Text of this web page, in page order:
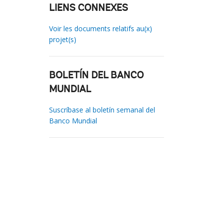
LIENS CONNEXES
Voir les documents relatifs au(x)
projet(s)
BOLETÍN DEL BANCO
MUNDIAL
Suscríbase al boletín semanal del
Banco Mundial